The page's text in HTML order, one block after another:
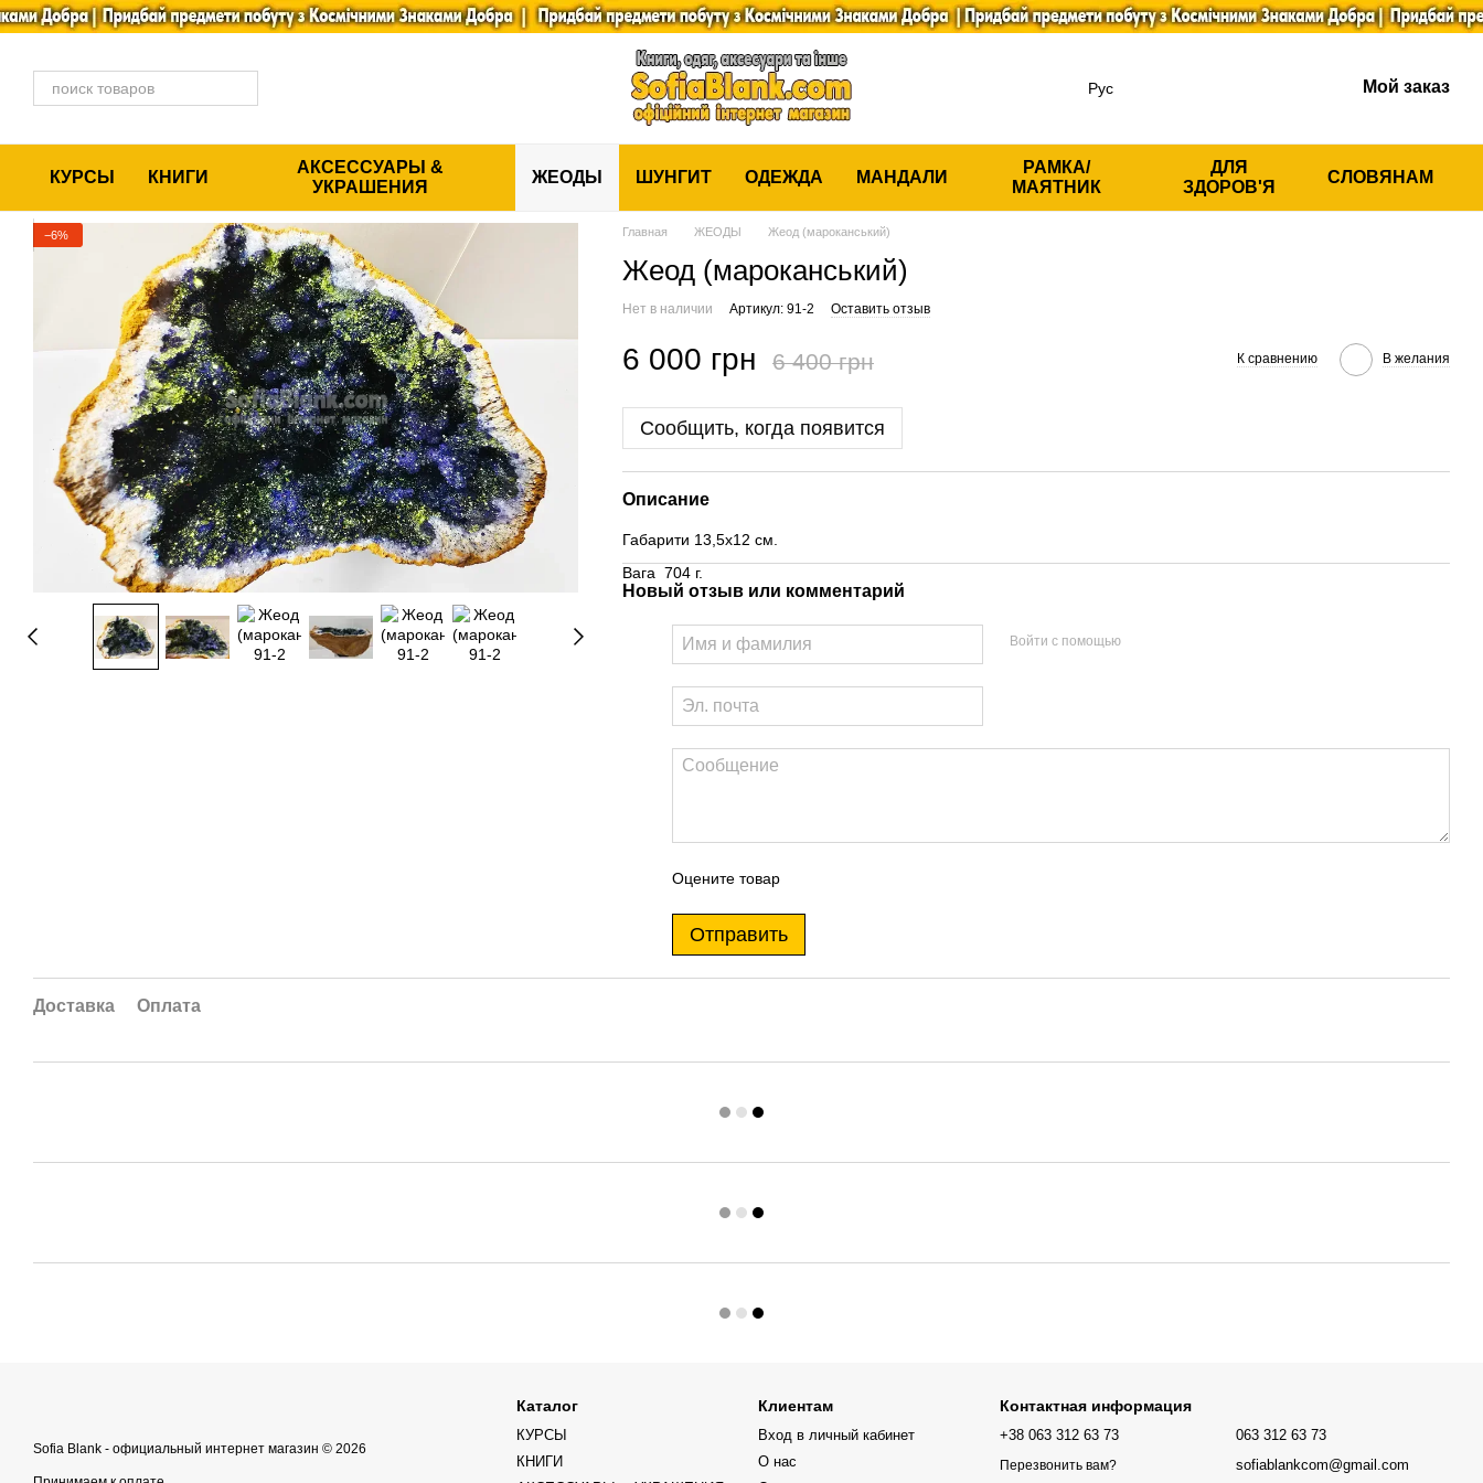
Перейти к основному контенту
Рус Мой заказ
КУРСЫ КНИГИ
АКСЕССУАРЫ &
УКРАШЕНИЯ
ЖЕОДЫ ШУНГИТ ОДЕЖДА МАНДАЛИ
РАМКА/
МАЯТНИК
ДЛЯ
ЗДОРОВ'Я
СЛОВЯНАМ
−6% Главная ЖЕОДЫ Жеод (мароканський)
Жеод (мароканський)
Нет в наличии Артикул: 91-2 Оставить отзыв
6 000 грн 6 400 грн К сравнению В желания
Сообщить, когда появится
Описание
Габарити 13,5х12 см.
Вага 704 г.
Новый отзыв или комментарий
Войти с помощью
Оцените товар
Отправить
Доставка Оплата
Sofia Blank - официальный интернет магазин © 2026
Каталог
КУРСЫ
КНИГИ
Клиентам
Вход в личный кабинет
О нас
Контактная информация
+38 063 312 63 73
Перезвонить вам?
063 312 63 73
sofiablankcom@gmail.com